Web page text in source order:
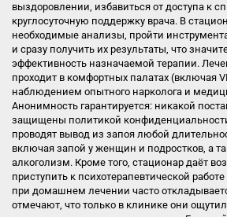
выздоровлении, избавиться от доступа к
круглосуточную поддержку врача. В
необходимые анализы, пройти
и сразу получить их результаты, что
эффективность назначаемой терапии.
проходит в комфортных палатах (включая
наблюдением опытного нарколога и
Анонимность гарантируется: никакой
защищены политикой
проводят вывод из запоя любой
включая запой у женщин и подростков, а
алкоголизм. Кроме того, стационар даёт
приступить к психотерапевтической
при домашнем лечении часто
отмечают, что только в клинике они